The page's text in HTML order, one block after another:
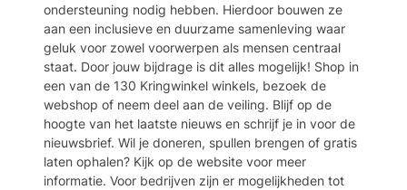
ondersteuning nodig hebben. Hierdoor bouwen ze
aan een inclusieve en duurzame samenleving waar
geluk voor zowel voorwerpen als mensen centraal
staat. Door jouw bijdrage is dit alles mogelijk! Shop in
een van de 130 Kringwinkel winkels, bezoek de
webshop of neem deel aan de veiling. Blijf op de
hoogte van het laatste nieuws en schrijf je in voor de
nieuwsbrief. Wil je doneren, spullen brengen of gratis
laten ophalen? Kijk op de website voor meer
informatie. Voor bedrijven zijn er mogelijkheden tot